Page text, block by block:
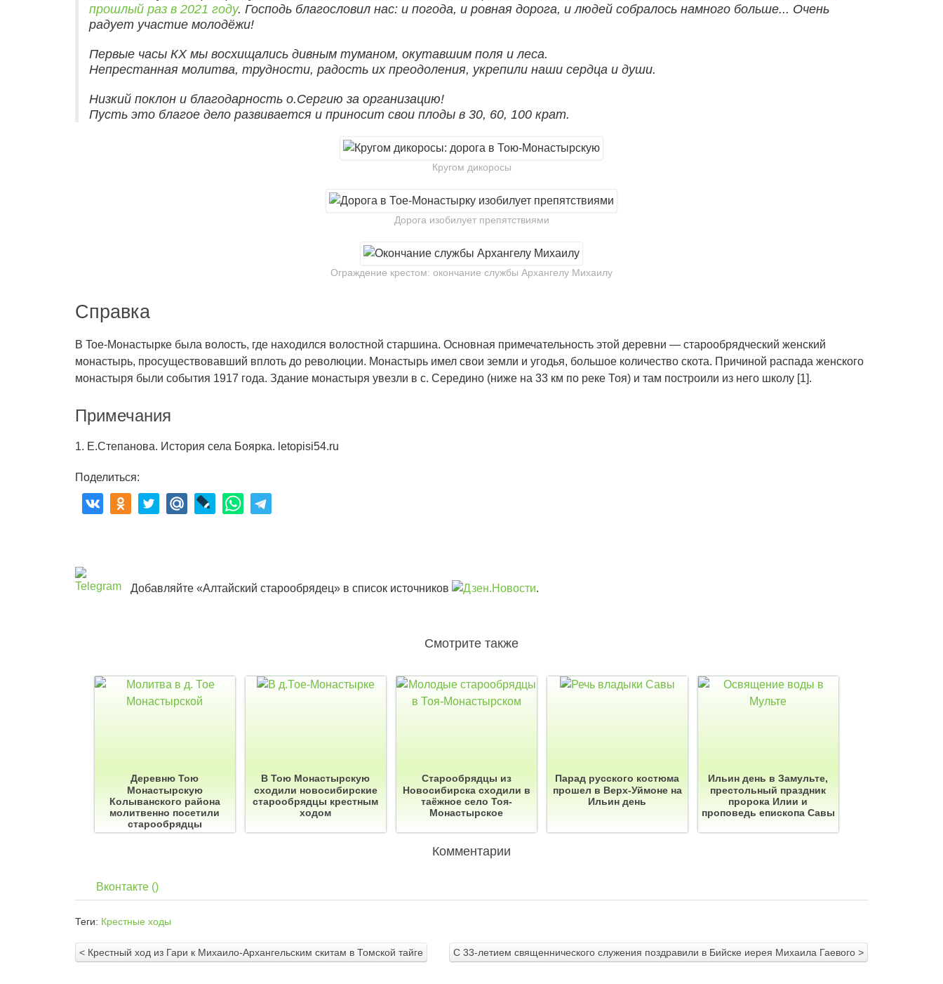
прошлый раз в 2021 году. Господь благословил нас: и погода, и ровная дорога, и людей собралось намного больше... Очень
радует участие молодёжи!
Первые часы КХ мы восхищались дивным туманом, окутавшим поля и леса.
Непрестанная молитва, трудности, радость их преодоления, укрепили наши сердца и души.
Низкий поклон и благодарность о.Сергию за организацию!
Пусть это благое дело развивается и приносит свои плоды в 30, 60, 100 крат.
Кругом дикоросы
Дорога изобилует препятствиями
Ограждение крестом: окончание службы Архангелу Михаилу
Справка
В Toe-Монастырке была волость, где находился волостной старшина. Основная примечательность этой деревни — старообрядческий женский
монастырь, просуществовавший вплоть до революции. Монастырь имел свои земли и угодья, большое количество скота. Причиной распада женского
монастыря были события 1917 года. Здание монастыря увезли в с. Середино (ниже на 33 км по реке Тоя) и там построили из него школу [1].
Примечания
1. Е.Степанова. История села Боярка. letopisi54.ru
Поделиться:
Добавляйте «Алтайский старообрядец» в список источников .
Смотрите также
Деревню Тою
Монастырскую
Колыванского района
молитвенно посетили
старообрядцы
В Тою Монастырскую
сходили новосибирские
старообрядцы крестным
ходом
Старообрядцы из
Новосибирска сходили в
таёжное село Тоя-
Монастырское
Парад русского костюма
прошел в Верх-Уймоне на
Ильин день
Ильин день в Замульте,
престольный праздник
пророка Илии и
проповедь епископа Савы
Комментарии
Вконтакте ()
Теги: Крестные ходы
< Крестный ход из Гари к Михаило-Архангельским скитам в Томской тайге С 33-летием священнического служения поздравили в Бийске иерея Михаила Гаевого >